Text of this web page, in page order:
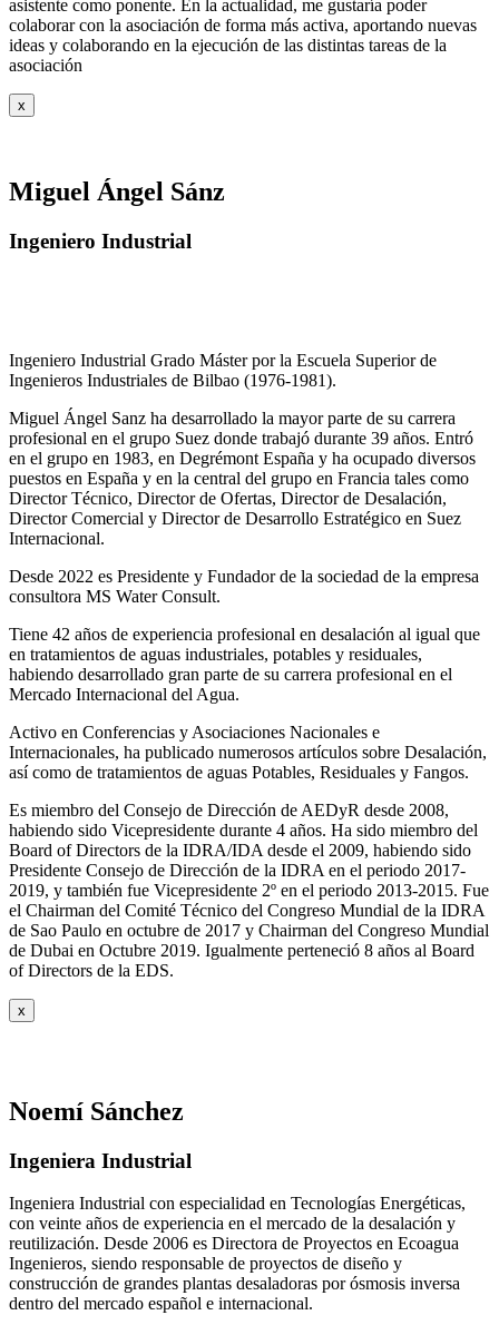
asistente como ponente. En la actualidad, me gustaría poder
colaborar con la asociación de forma más activa, aportando nuevas
ideas y colaborando en la ejecución de las distintas tareas de la
asociación
x
Miguel Ángel Sánz
Ingeniero Industrial
Ingeniero Industrial Grado Máster por la Escuela Superior de
Ingenieros Industriales de Bilbao (1976-1981).
Miguel Ángel Sanz ha desarrollado la mayor parte de su carrera
profesional en el grupo Suez donde trabajó durante 39 años. Entró
en el grupo en 1983, en Degrémont España y ha ocupado diversos
puestos en España y en la central del grupo en Francia tales como
Director Técnico, Director de Ofertas, Director de Desalación,
Director Comercial y Director de Desarrollo Estratégico en Suez
Internacional.
Desde 2022 es Presidente y Fundador de la sociedad de la empresa
consultora MS Water Consult.
Tiene 42 años de experiencia profesional en desalación al igual que
en tratamientos de aguas industriales, potables y residuales,
habiendo desarrollado gran parte de su carrera profesional en el
Mercado Internacional del Agua.
Activo en Conferencias y Asociaciones Nacionales e
Internacionales, ha publicado numerosos artículos sobre Desalación,
así como de tratamientos de aguas Potables, Residuales y Fangos.
Es miembro del Consejo de Dirección de AEDyR desde 2008,
habiendo sido Vicepresidente durante 4 años. Ha sido miembro del
Board of Directors de la IDRA/IDA desde el 2009, habiendo sido
Presidente Consejo de Dirección de la IDRA en el periodo 2017-
2019, y también fue Vicepresidente 2º en el periodo 2013-2015. Fue
el Chairman del Comité Técnico del Congreso Mundial de la IDRA
de Sao Paulo en octubre de 2017 y Chairman del Congreso Mundial
de Dubai en Octubre 2019. Igualmente perteneció 8 años al Board
of Directors de la EDS.
x
Noemí Sánchez
Ingeniera Industrial
Ingeniera Industrial con especialidad en Tecnologías Energéticas,
con veinte años de experiencia en el mercado de la desalación y
reutilización. Desde 2006 es Directora de Proyectos en Ecoagua
Ingenieros, siendo responsable de proyectos de diseño y
construcción de grandes plantas desaladoras por ósmosis inversa
dentro del mercado español e internacional.